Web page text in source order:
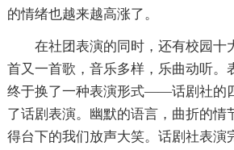
的情绪也越来越高涨了。
在社团表演的同时，还有校园十
首又一首歌，音乐多样，乐曲动听。
终于换了一种表演形式——话剧社的
了话剧表演。幽默的语言，曲折的情
得台下的我们放声大笑。话剧社表演